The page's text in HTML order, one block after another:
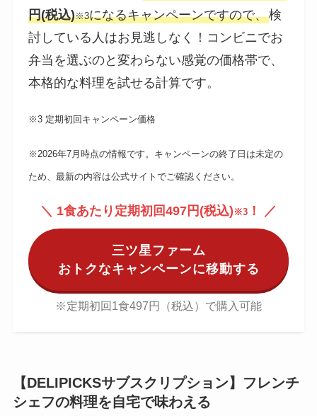
円(税込)※3になるキャンペーンですので、検
討している人はお見逃しなく！コンビニでお
弁当を選ぶのと変わらない感覚の価格帯で、
本格的な料理を試せる計算です。
※3 定期初回キャンペーン価格
※2026年7月時点の情報です。キャンペーンの終了日は未定の
ため、最新の内容は公式サイトでご確認ください。
＼ 1食あたり定期初回497円(税込) ※3 ！ ／
三ツ星ファーム
おトクなキャンペーンに移動する
※定期初回1食497円（税込）で購入可能
【DELIPICKSサブスクリプション】フレンチ
シェフの料理を自宅で味わえる